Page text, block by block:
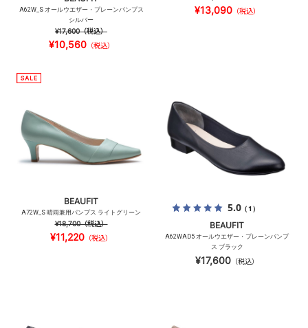
A62W_S オールウエザー・プレーンパンプス
シルバー
¥17,600（税込）
¥10,560（税込）
¥13,090（税込）
BEAUFIT
A72W_S 晴雨兼用パンプス ライトグリーン
¥18,700（税込）
¥11,220 （税込）
5.0（1）
BEAUFIT
A62WAD5 オールウエザー・プレーンパンプ
ス ブラック
¥17,600 （税込）